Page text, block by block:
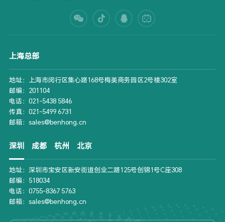
上海总部
地址：上海市闵行区集心路168号梅美商务园区2号楼302室
邮编：201104
电话：021-5438 5846
传真：021-5499 6731
邮箱：sales@benhong.cn
深圳 成都 杭州 北京
地址：深圳市宝安区新安街道创业二路125号创锦1号C座308
邮编：518034
电话：0755-8367 5763
邮箱：sales@benhong.cn